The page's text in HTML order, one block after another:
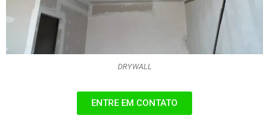
DRYWALL
ENTRE EM CONTATO